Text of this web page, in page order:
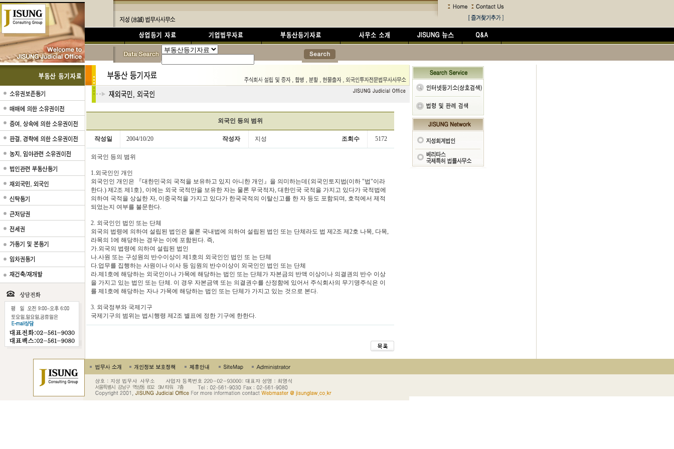
외국인 등의 범위
작성일 2004/10/20 작성자 지성 조회수 5172
외국인 등의 범위
1.외국인인 개인
외국인인 개인은 『대한민국의 국적을 보유하고 있지 아니한 개인』을 의미하는데{외국인토지법(이하 "법"이라
한다.) 제2조 제1호}, 이에는 외국 국적만을 보유한 자는 물론 무국적자, 대한민국 국적을 가지고 있다가 국적법에
의하여 국적을 상실한 자, 이중국적을 가지고 있다가 한국국적의 이탈신고를 한 자 등도 포함되며, 호적에서 제적
되었는지 여부를 불문한다.
2. 외국인인 법인 또는 단체
외국의 법령에 의하여 설립된 법인은 물론 국내법에 의하여 설립된 법인 또는 단체라도 법 제2조 제2호 나목, 다목,
라목의 1에 해당하는 경우는 이에 포함된다. 즉,
가.외국의 법령에 의하여 설립된 법인
나.사원 또는 구성원의 반수이상이 제1호의 외국인인 법인 또 는 단체
다.업무를 집행하는 사원이나 이사 등 임원의 반수이상이 외국인인 법인 또는 단체
라.제1호에 해당하는 외국인이나 가목에 해당하는 법인 또는 단체가 자본금의 반액 이상이나 의결권의 반수 이상
을 가지고 있는 법인 또는 단체. 이 경우 자본금액 또는 의결권수를 산정함에 있어서 주식회사의 무기명주식은 이
를 제1호에 해당하는 자나 가목에 해당하는 법인 또는 단체가 가지고 있는 것으로 본다.
3. 외국정부와 국제기구
국제기구의 범위는 법시행령 제2조 별표에 정한 기구에 한한다.